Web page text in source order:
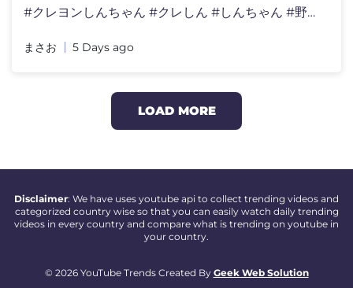
#クレヨンしんちゃん #クレしん #しんちゃん #野原
まさお 5 Days ago
LOAD MORE
Disclaimer: We have uses youtube api to collect trending videos and
categorized country wise so that you can easily watch daily trending
videos in every country and compare what is trending on youtube in
your country.
© 2026 YouTube Trends Created By Geek Web Solution